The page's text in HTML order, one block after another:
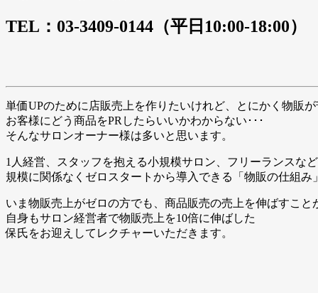
TEL：03-3409-0144（平日10:00-18:00）
単価UPのために店販売上を作りたいけれど、とにかく物販が
お客様にどう商品をPRしたらいいかわからない･･･
そんなサロンオーナー様は多いと思います。
1人経営、スタッフを抱える小規模サロン、フリーランスなど
規模に関係なくゼロスタートから導入できる「物販の仕組み
いま物販売上がゼロの方でも、商品販売の売上を伸ばすこと
自身もサロン経営者で物販売上を10倍に伸ばした
保氏をお迎えしてレクチャーいただきます。